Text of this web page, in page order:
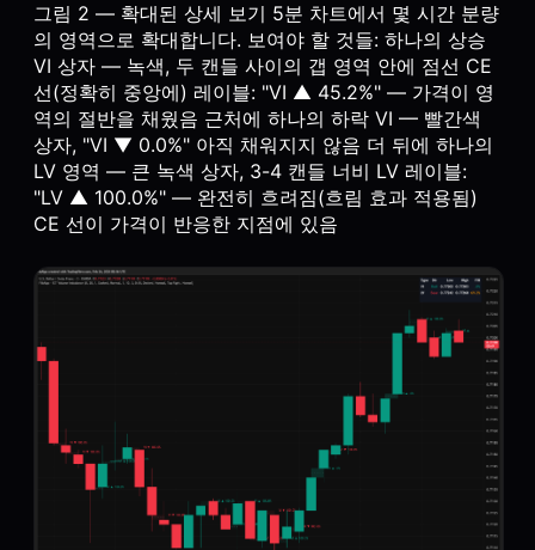
그림 2 — 확대된 상세 보기 5분 차트에서 몇 시간 분량
의 영역으로 확대합니다. 보여야 할 것들: 하나의 상승
VI 상자 — 녹색, 두 캔들 사이의 갭 영역 안에 점선 CE
선(정확히 중앙에) 레이블: "VI ▲ 45.2%" — 가격이 영
역의 절반을 채웠음 근처에 하나의 하락 VI — 빨간색
상자, "VI ▼ 0.0%" 아직 채워지지 않음 더 뒤에 하나의
LV 영역 — 큰 녹색 상자, 3-4 캔들 너비 LV 레이블:
"LV ▲ 100.0%" — 완전히 흐려짐(흐림 효과 적용됨)
CE 선이 가격이 반응한 지점에 있음